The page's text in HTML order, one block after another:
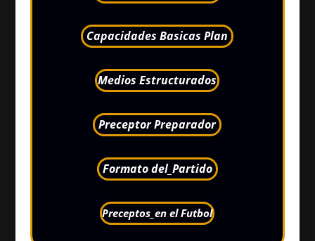
Capacidades Basicas Plan
Medios Estructurados
Preceptor Preparador
Formato del_Partido
Preceptos_en el Futbol